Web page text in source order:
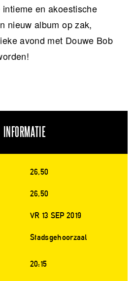
en akoestische
nieuw album op zak,
avond met Douwe Bob
INFORMATIE
26,50
26,50
VR 13 SEP 2019
Stadsgehoorzaal
20:15